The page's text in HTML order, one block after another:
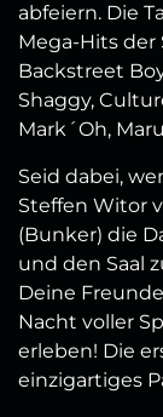
abfeiern. Die
Mega-Hits der
Backstreet
Shaggy,
Mark´Oh,
Seid dabei,
Steffen Witor
(Bunker) die
und den Saal
Deine
Nacht voller
erleben! Die
einzigartiges